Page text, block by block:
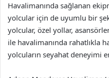
Havalimanında sağlanan
yolcular için de uyumlu bir
yolcular, özel yollar,
ile havalimanında rahatlıkla
yolcuların seyahat deneyimi